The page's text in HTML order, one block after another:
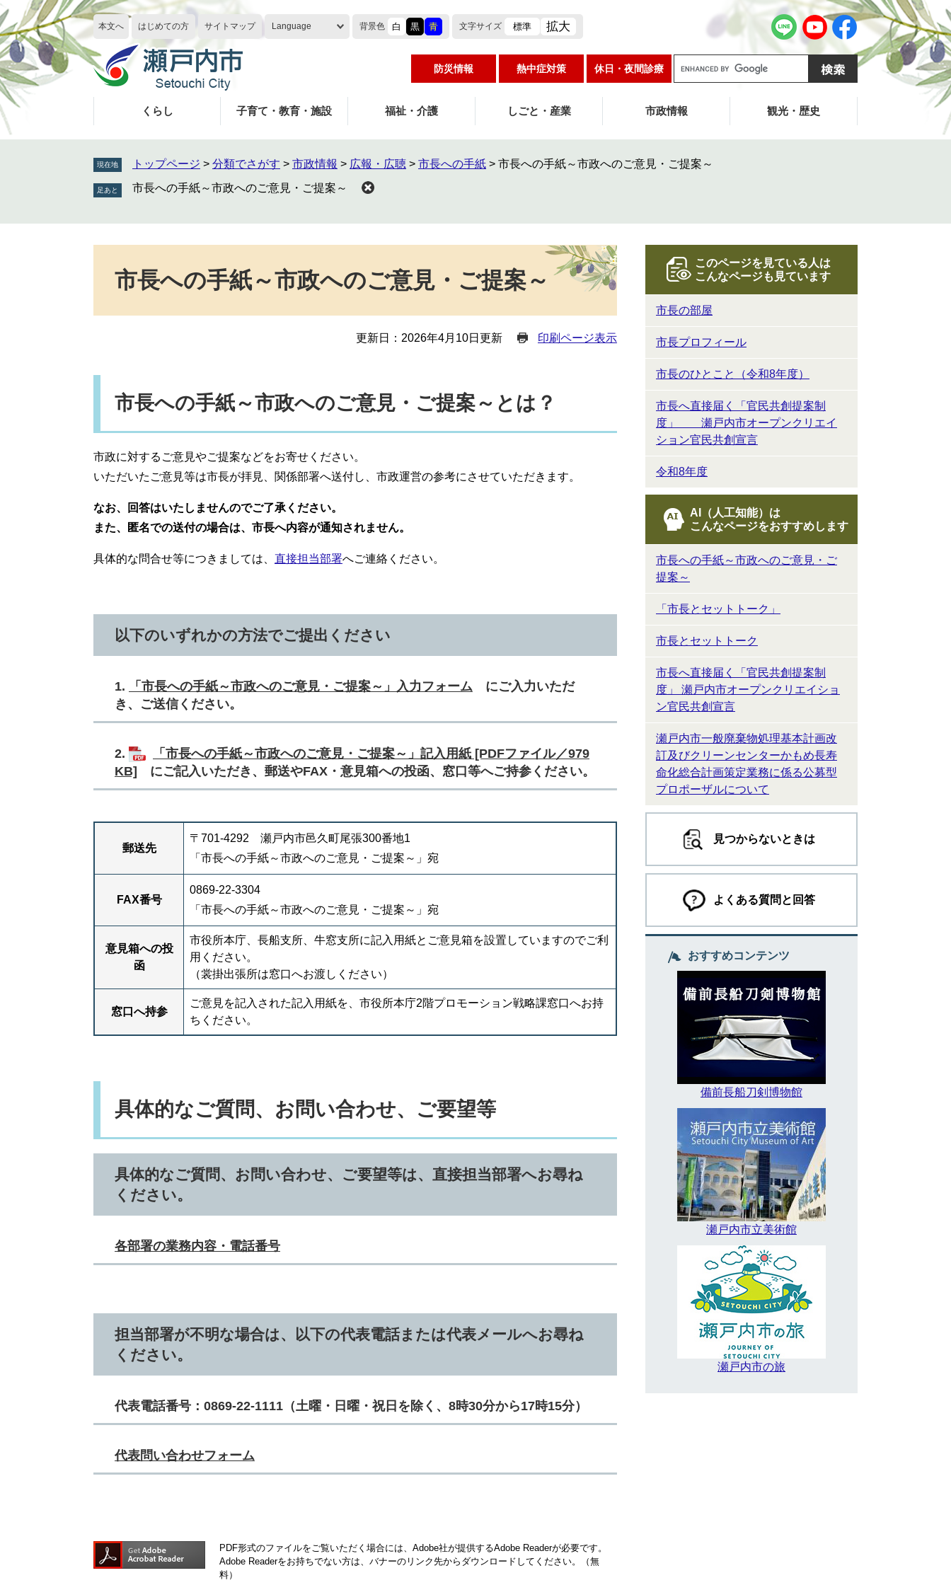
ペ
ー
ジ
の
先
頭
で
す
メ
ニ
ュ
ー
を
飛
ば
し
本文へ はじめての方 サイトマップ Language 背景色 白 黒 青 文字サイズ 標準 拡大
防災情報 熱中症対策 休日・夜間診療
g
e
ス
くらし 子育て・教育・施設 福祉・介護 しごと・産業 市政情報 観光・歴史
現在地 トップページ > 分類でさがす > 市政情報 > 広報・広聴 > 市長への手紙 > 市長への手紙～市政へのご意見・ご提案～
市長への手紙～市政へのご意見・ご提案～
市長への手紙～市政へのご意見・ご提案～
更新日：2026年4月10日更新 印刷ページ表示
市長への手紙～市政へのご意見・ご提案～とは？
市政に対するご意見やご提案などをお寄せください。
いただいたご意見等は市長が拝見、関係部署へ送付し、市政運営の参考にさせていただきます。
なお、回答はいたしませんのでご了承ください。
また、匿名での送付の場合は、市長へ内容が通知されません。
具体的な問合せ等につきましては、 直接担当部署へご連絡ください。
以下のいずれかの方法でご提出ください
1. 「市長への手紙～市政へのご意見・ご提案～」入力フォーム にご入力いただ
き、ご送信ください。
2.
「市長への手紙～市政へのご意見・ご提案～」記入用紙 [PDFファイル／979
KB]
にご記入いただき、郵送やFAX・意見箱への投函、窓口等へご持参ください。
郵送先
〒701-4292 瀬戸内市邑久町尾張300番地1
「市長への手紙～市政へのご意見・ご提案～」宛
FAX番号
0869-22-3304
「市長への手紙～市政へのご意見・ご提案～」宛
意見箱への投
函
市役所本庁、長船支所、牛窓支所に記入用紙とご意見箱を設置していますのでご利
用ください。
（裳掛出張所は窓口へお渡しください）
窓口へ持参
ご意見を記入された記入用紙を、市役所本庁2階プロモーション戦略課窓口へお持
ちください。
具体的なご質問、お問い合わせ、ご要望等
具体的なご質問、お問い合わせ、ご要望等は、直接担当部署へお尋ね
ください。
各部署の業務内容・電話番号
担当部署が不明な場合は、以下の代表電話または代表メールへお尋ね
ください。
代表電話番号：0869-22-1111​（土曜・日曜・祝日を除く、8時30分から17時15分）
代表問い合わせフォーム
PDF形式のファイルをご覧いただく場合には、Adobe社が提供するAdobe Readerが必要です。
Adobe Readerをお持ちでない方は、バナーのリンク先からダウンロードしてください。（無
料）
このページを見ている人は
こんなページも見ています
市長の部屋
市長プロフィール
市長のひとこと（令和8年度）
市長へ直接届く「官民共創提案制
度」 瀬戸内市オープンクリエイ
ション官民共創宣言
令和8年度
AI（人工知能）は
こんなページをおすすめします
市長への手紙～市政へのご意見・ご
提案～
「市長とセットトーク」
市長とセットトーク
市長へ直接届く「官民共創提案制
度」 瀬戸内市オープンクリエイショ
ン官民共創宣言
瀬戸内市一般廃棄物処理基本計画改
訂及びクリーンセンターかもめ長寿
命化総合計画策定業務に係る公募型
プロポーザルについて
見つからないときは
よくある質問と回答
おすすめコンテンツ
備前長船刀剣博物館
瀬戸内市立美術館
瀬戸内市の旅